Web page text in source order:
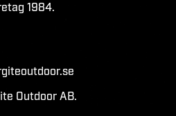
Outdoor AB.
1984.